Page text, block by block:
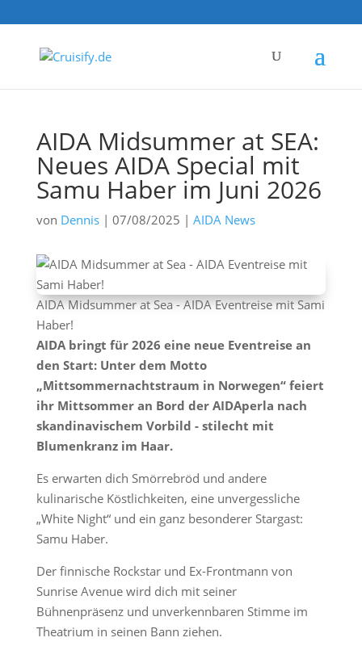
AIDA Midsummer at SEA:
Neues AIDA Special mit
Samu Haber im Juni 2026
von Dennis| 07/08/2025 | AIDA News
AIDA Midsummer at Sea - AIDA Eventreise mit Sami
Haber!
AIDA bringt für 2026 eine neue Eventreise an
den Start: Unter dem Motto
„Mittsommernachtstraum in Norwegen“ feiert
ihr Mittsommer an Bord der AIDAperla nach
skandinavischem Vorbild - stilecht mit
Blumenkranz im Haar.
Es erwarten dich Smörrebröd und andere
kulinarische Köstlichkeiten, eine unvergessliche
„White Night“ und ein ganz besonderer Stargast:
Samu Haber.
Der finnische Rockstar und Ex-Frontmann von
Sunrise Avenue wird dich mit seiner
Bühnenpräsenz und unverkennbaren Stimme im
Theatrium in seinen Bann ziehen.